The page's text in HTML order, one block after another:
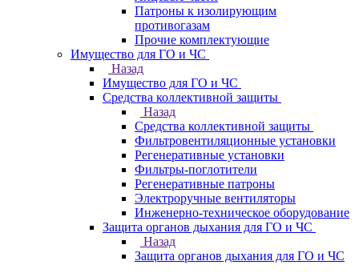
Патроны к изолирующим
противогазам
Прочие комплектующие
Имущество для ГО и ЧС
Назад
Имущество для ГО и ЧС
Средства коллективной защиты
Назад
Средства коллективной защиты
Фильтровентиляционные установки
Регенеративные установки
Фильтры-поглотители
Регенеративные патроны
Электроручные вентиляторы
Инженерно-техническое оборудование
Защита органов дыхания для ГО и ЧС
Назад
Защита органов дыхания для ГО и ЧС